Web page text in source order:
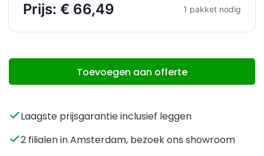
Prijs: € 66,49 1 pakket nodig
Toevoegen aan offerte
Laagste prijsgarantie inclusief leggen
2 filialen in Amsterdam, bezoek ons showroom